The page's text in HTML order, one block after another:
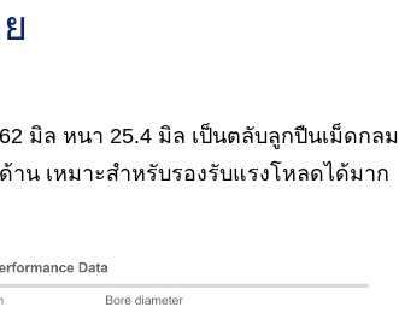
มิล หนา 25.4 มิล เป็นตลับลูกปืนเม็ดกลม
น เหมาะสำหรับรองรับแรงโหลดได้มาก